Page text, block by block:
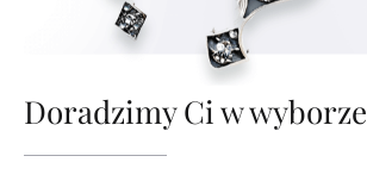
Doradzimy Ci w wyborze